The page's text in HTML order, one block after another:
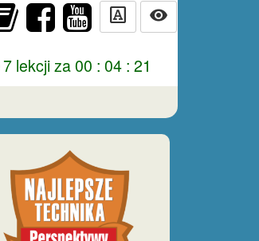
visibility
slab_serif
lekcji za 00 : 04 : 20